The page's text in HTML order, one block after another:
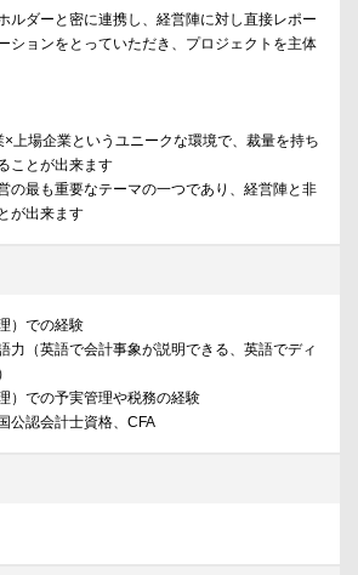
ルダーと密に連携し、経営陣に対し直接レポー
ションをとっていただき、プロジェクトを主体
×上場企業というユニークな環境で、裁量を持ち
ことが出来ます
の最も重要なテーマの一つであり、経営陣と非
が出来ます
）での経験
力（英語で会計事象が説明できる、英語でディ
）での予実管理や税務の経験
公認会計士資格、CFA